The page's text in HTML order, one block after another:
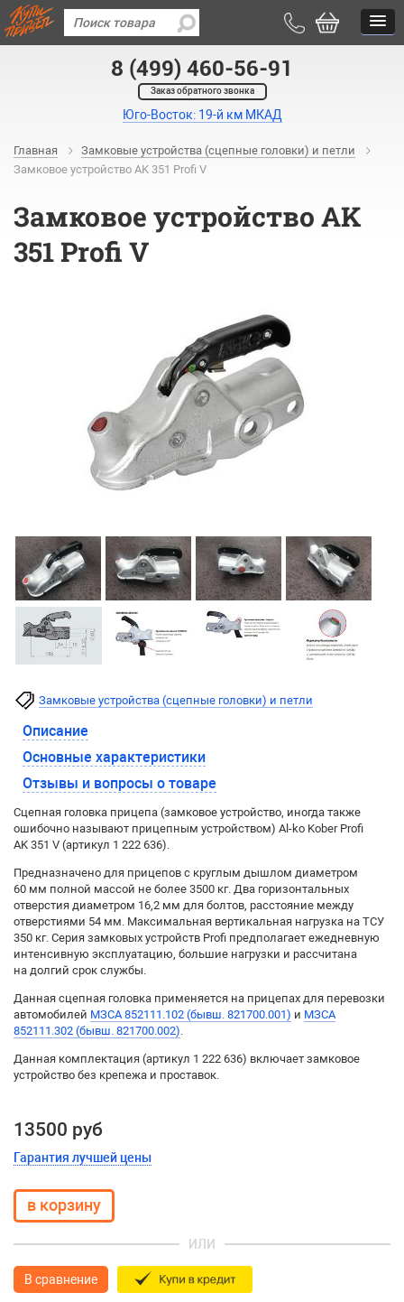
8 (499) 460-56-91
Заказ обратного звонка
Юго-Восток: 19-й км МКАД
Главная
Замковые устройства (сцепные головки) и петли
Замковое устройство AK 351 Profi V
Замковое устройство AK
351 Profi V
Замковые устройства (сцепные головки) и петли
Описание
Основные характеристики
Отзывы и вопросы о товаре
Сцепная головка прицепа (замковое устройство, иногда также
ошибочно называют прицепным устройством) Al-ko Kober Profi
AK 351 V (артикул 1 222 636).
Предназначено для прицепов с круглым дышлом диаметром
60 мм полной массой не более 3500 кг. Два горизонтальных
отверстия диаметром 16,2 мм для болтов, расстояние между
отверстиями 54 мм. Максимальная вертикальная нагрузка на ТСУ
350 кг. Серия замковых устройств Profi предполагает ежедневную
интенсивную эксплуатацию, большие нагрузки и рассчитана
на долгий срок службы.
Данная сцепная головка применяется на прицепах для перевозки
автомобилей МЗСА 852111.102 (бывш. 821700.001) и МЗСА
852111.302 (бывш. 821700.002).
Данная комплектация (артикул 1 222 636) включает замковое
устройство без крепежа и проставок.
13500 руб
Гарантия лучшей цены
ИЛИ
В сравнение